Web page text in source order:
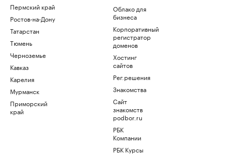
Пермский край
Ростов-на-Дону
Татарстан
Тюмень
Черноземье
Кавказ
Карелия
Мурманск
Приморский
край
Облако для
бизнеса
Корпоративный
регистратор
доменов
Хостинг
сайтов
Рег.решения
Знакомства
Сайт
знакомств
podbor.ru
РБК
Компании
РБК Курсы